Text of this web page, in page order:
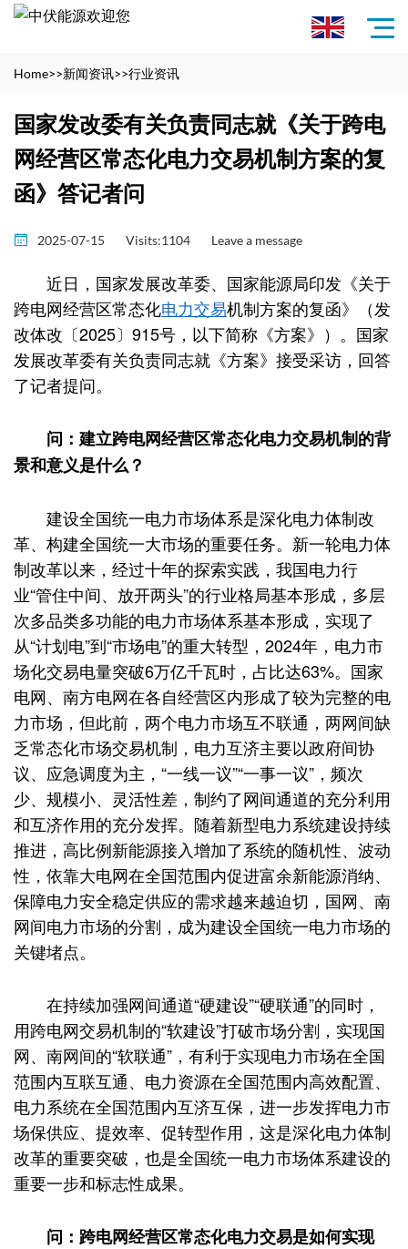
Home>>新闻资讯>>行业资讯
国家发改委有关负责同志就《关于跨电
网经营区常态化电力交易机制方案的复
函》答记者问
2025-07-15 Visits:1104 Leave a message
近日，国家发展改革委、国家能源局印发《关于
跨电网经营区常态化电力交易机制方案的复函》（发
改体改〔2025〕915号，以下简称《方案》）。国家
发展改革委有关负责同志就《方案》接受采访，回答
了记者提问。
问：建立跨电网经营区常态化电力交易机制的背
景和意义是什么？
建设全国统一电力市场体系是深化电力体制改
革、构建全国统一大市场的重要任务。新一轮电力体
制改革以来，经过十年的探索实践，我国电力行
业“管住中间、放开两头”的行业格局基本形成，多层
次多品类多功能的电力市场体系基本形成，实现了
从“计划电”到“市场电”的重大转型，2024年，电力市
场化交易电量突破6万亿千瓦时，占比达63%。国家
电网、南方电网在各自经营区内形成了较为完整的电
力市场，但此前，两个电力市场互不联通，两网间缺
乏常态化市场交易机制，电力互济主要以政府间协
议、应急调度为主，“一线一议”“一事一议”，频次
少、规模小、灵活性差，制约了网间通道的充分利用
和互济作用的充分发挥。随着新型电力系统建设持续
推进，高比例新能源接入增加了系统的随机性、波动
性，依靠大电网在全国范围内促进富余新能源消纳、
保障电力安全稳定供应的需求越来越迫切，国网、南
网间电力市场的分割，成为建设全国统一电力市场的
关键堵点。
在持续加强网间通道“硬建设”“硬联通”的同时，
用跨电网交易机制的“软建设”打破市场分割，实现国
网、南网间的“软联通”，有利于实现电力市场在全国
范围内互联互通、电力资源在全国范围内高效配置、
电力系统在全国范围内互济互保，进一步发挥电力市
场保供应、提效率、促转型作用，这是深化电力体制
改革的重要突破，也是全国统一电力市场体系建设的
重要一步和标志性成果。
问：跨电网经营区常态化电力交易是如何实现